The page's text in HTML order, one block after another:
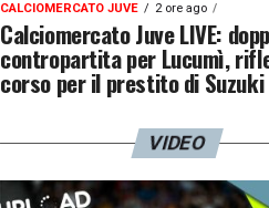
CALCIOMERCATO JUVE 2 ore ago
Calciomercato Juve LIVE:
contropartita per Lucumì,
corso per il prestito di Suzuki
VIDEO